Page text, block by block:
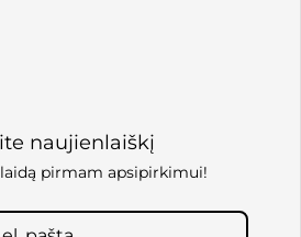
naujienlaiškį
pirmam apsipirkimui!